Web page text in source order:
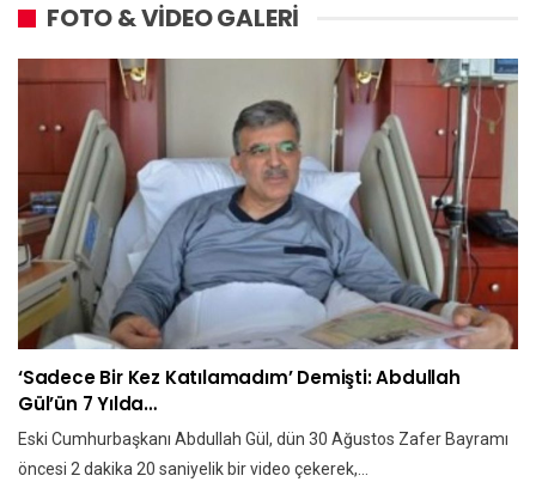
FOTO & VİDEO GALERİ
‘Sadece Bir Kez Katılamadım’ Demişti: Abdullah
Gül’ün 7 Yılda…
Eski Cumhurbaşkanı Abdullah Gül, dün 30 Ağustos Zafer Bayramı
öncesi 2 dakika 20 saniyelik bir video çekerek,…